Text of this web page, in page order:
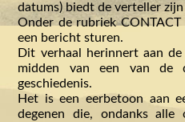
datums) biedt de verteller
Onder de rubriek
een bericht sturen.
Dit verhaal herinnert aan
midden van een van de
geschiedenis.
Het is een eerbetoon aan
degenen die, ondanks alle